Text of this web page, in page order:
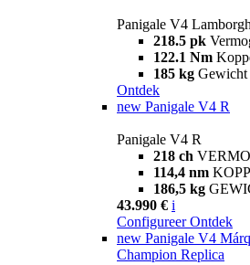
Panigale V4
218.5 pk
122.1 Nm
185 kg Gewicht
Ontdek
new Panigale V4 R
Panigale V4 R
218 ch
114,4 nm
186,5 kg
43.990 € i
Configureer Ontdek
new Panigale V4
Champion Replica